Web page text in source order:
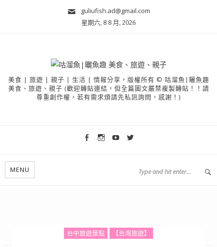
guliufish.ad@gmail.com
星期六, 8 8 月, 2026
美食 | 旅遊 | 親子 | 生活 | 情報分享，版權所有 © 咕溜魚|曬魚趣
美食、旅遊、親子 (歡迎轉貼連結，但全篇圖文嚴禁複製轉貼！！請
尊重創作權，若有需求煩請先私訊詢問，感謝！)
MENU
台中旅遊景點 【台灣旅遊】